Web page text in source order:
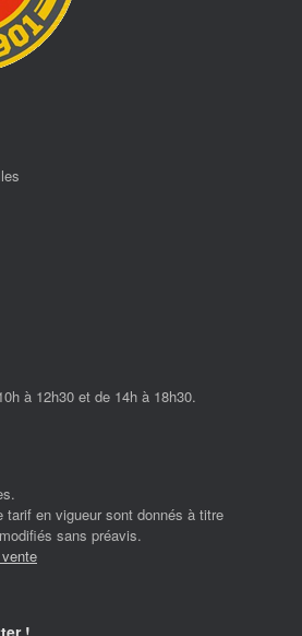
à 12h30 et de 14h à 18h30.
tarif en vigueur sont donnés à titre
sans préavis.
!